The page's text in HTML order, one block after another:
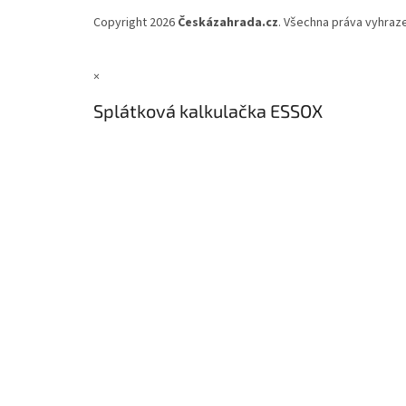
Copyright 2026 Českázahrada.cz. Všechna práva
×
Splátková kalkulačka ESSOX